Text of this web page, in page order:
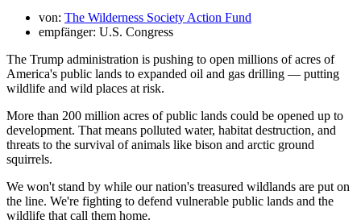
von: The Wilderness Society Action Fund
empfänger: U.S. Congress
The Trump administration is pushing to open millions of acres of
America's public lands to expanded oil and gas drilling — putting
wildlife and wild places at risk.
More than 200 million acres of public lands could be opened up to
development. That means polluted water, habitat destruction, and
threats to the survival of animals like bison and arctic ground
squirrels.
We won't stand by while our nation's treasured wildlands are put on
the line. We're fighting to defend vulnerable public lands and the
wildlife that call them home.